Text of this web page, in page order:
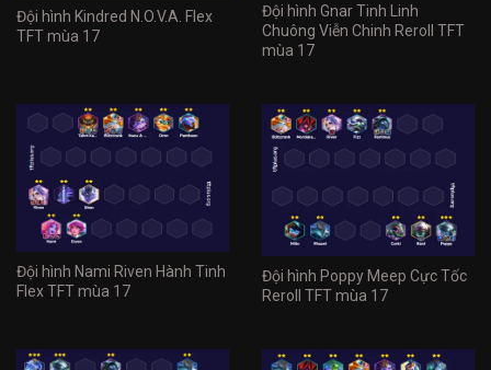
Đội hình Kindred N.O.V.A. Flex
TFT mùa 17
Đội hình Gnar Tinh Linh
Chuông Viễn Chinh Reroll TFT
mùa 17
Đội hình Nami Riven Hành Tinh
Flex TFT mùa 17
Đội hình Poppy Meep Cực Tốc
Reroll TFT mùa 17